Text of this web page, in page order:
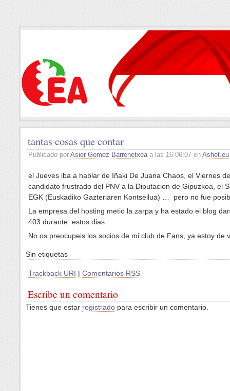
tantas cosas que contar
Publicado por Asier Gomez Barrenetxeaa las 16:06:07 en Ashet.eu
el Jueves iba a hablar de Iñaki De Juana Chaos, el Viernes
candidato frustrado del PNV a la Diputacion de Gipuzkoa, el
EGK (Euskadiko Gazteriaren Kontseilua) … pero no fue
La empresa del hosting metio la zarpa y ha estado el blog
403 durante estos dias.
No os preocupeis los socios de mi club de Fans, ya estoy de
Sin etiquetas
Trackback URI | Comentarios RSS
Escribe un comentario
Tienes que estar registrado para escribir un comentario.